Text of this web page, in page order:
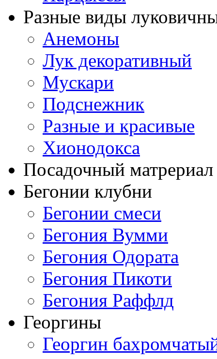
Разные виды
Анемоны
Лук декоративный
Мускари
Подснежник
Разные и красивые
Хионодокса
Посадочный матрериал
Бегонии клубни
Бегонии смеси
Бегония Вумми
Бегония Одората
Бегония Пикоти
Бегония Раффлд
Георгины
Георгин